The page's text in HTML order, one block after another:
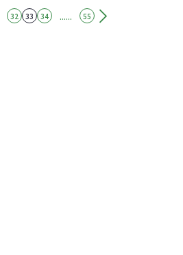
方式有限的情況，因此確診者在
32 33 34 ...... 55